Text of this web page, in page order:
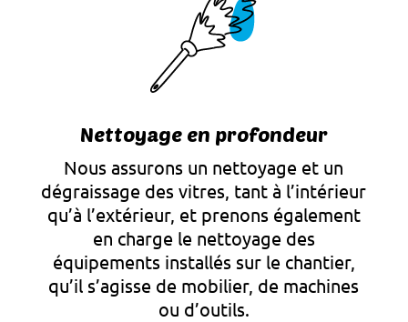
Nettoyage en profondeur
Nous assurons un nettoyage et un
dégraissage des vitres, tant à l’intérieur
qu’à l’extérieur, et prenons également
en charge le nettoyage des
équipements installés sur le chantier,
qu’il s’agisse de mobilier, de machines
ou d’outils.